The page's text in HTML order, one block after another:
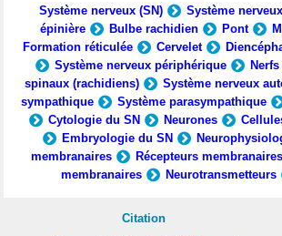
Système nerveux (SN) Système
épinière
Bulbe rachidien Pont
Formation réticulée
Cervelet
Système nerveux périphérique
spinaux (rachidiens)
Système nerveux
sympathique
Système parasympathique
Cytologie du SN
Neurones
Embryologie du SN
membranaires
Récepteurs membranaires
membranaires
Neurotransmetteurs
Citation